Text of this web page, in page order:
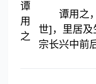
三钟》等
卷，并行于
梁、陈二史
谭用之，
世]，里居及
宗长兴中前